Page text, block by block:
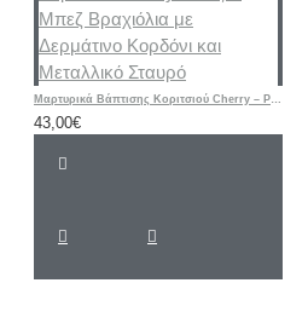
Μαρτυρικά Βάπτισης Κοριτσιού Cherry – Ροζ & Μπεζ Βραχιόλια με Δερμάτινο Κορδόνι και Μεταλλικό Σταυρό
43,00€